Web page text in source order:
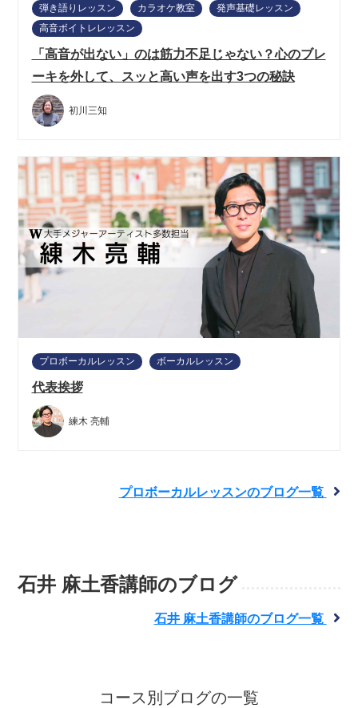
弾き語りレッスン
カラオケ教室
発声基礎レッスン
高音ボイトレレッスン
「高音が出ない」のは筋力不足じゃない？心のブレ
ーキを外して、スッと高い声を出す3つの秘訣
初川三知
プロボーカルレッスン ボーカルレッスン
代表挨拶
練木 亮輔
プロボーカルレッスンのブログ一覧
石井 麻土香講師のブログ
石井 麻土香講師のブログ一覧
コース別ブログの一覧